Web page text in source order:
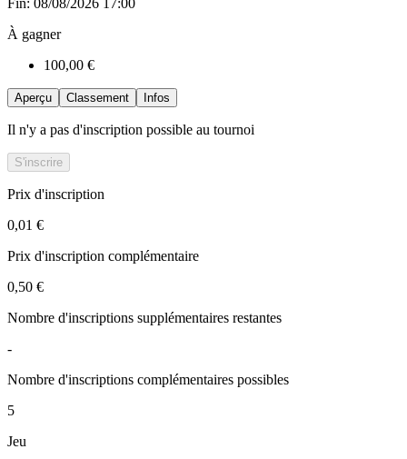
À gagner
100,00 €
Aperçu Classement Infos
Il n'y a pas d'inscription possible au tournoi
S'inscrire
Prix d'inscription
0,01 €
Prix d'inscription complémentaire
0,50 €
Nombre d'inscriptions supplémentaires restantes
-
Nombre d'inscriptions complémentaires possibles
5
Jeu